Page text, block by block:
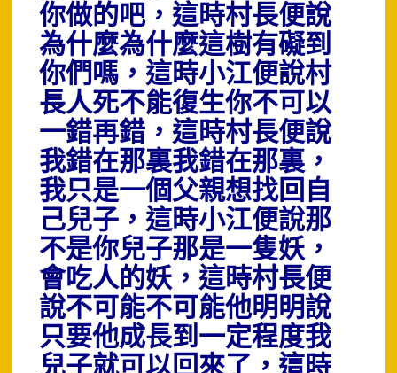
你做的吧，這時村長便說
為什麼為什麼這樹有礙到
你們嗎，這時小江便說村
長人死不能復生你不可以
一錯再錯，這時村長便說
我錯在那裏我錯在那裏，
我只是一個父親想找回自
己兒子，這時小江便說那
不是你兒子那是一隻妖，
會吃人的妖，這時村長便
說不可能不可能他明明說
只要他成長到一定程度我